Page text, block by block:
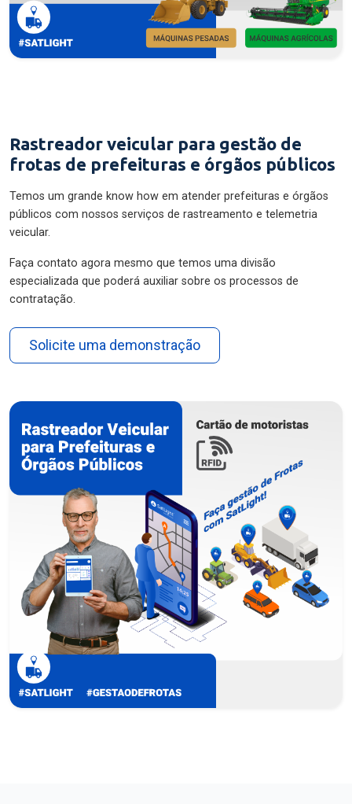
Rastreador veicular para gestão de
frotas de prefeituras e órgãos públicos
Temos um grande know how em atender prefeituras e órgãos
públicos com nossos serviços de rastreamento e telemetria
veicular.
Faça contato agora mesmo que temos uma divisão
especializada que poderá auxiliar sobre os processos de
contratação.
Solicite uma demonstração